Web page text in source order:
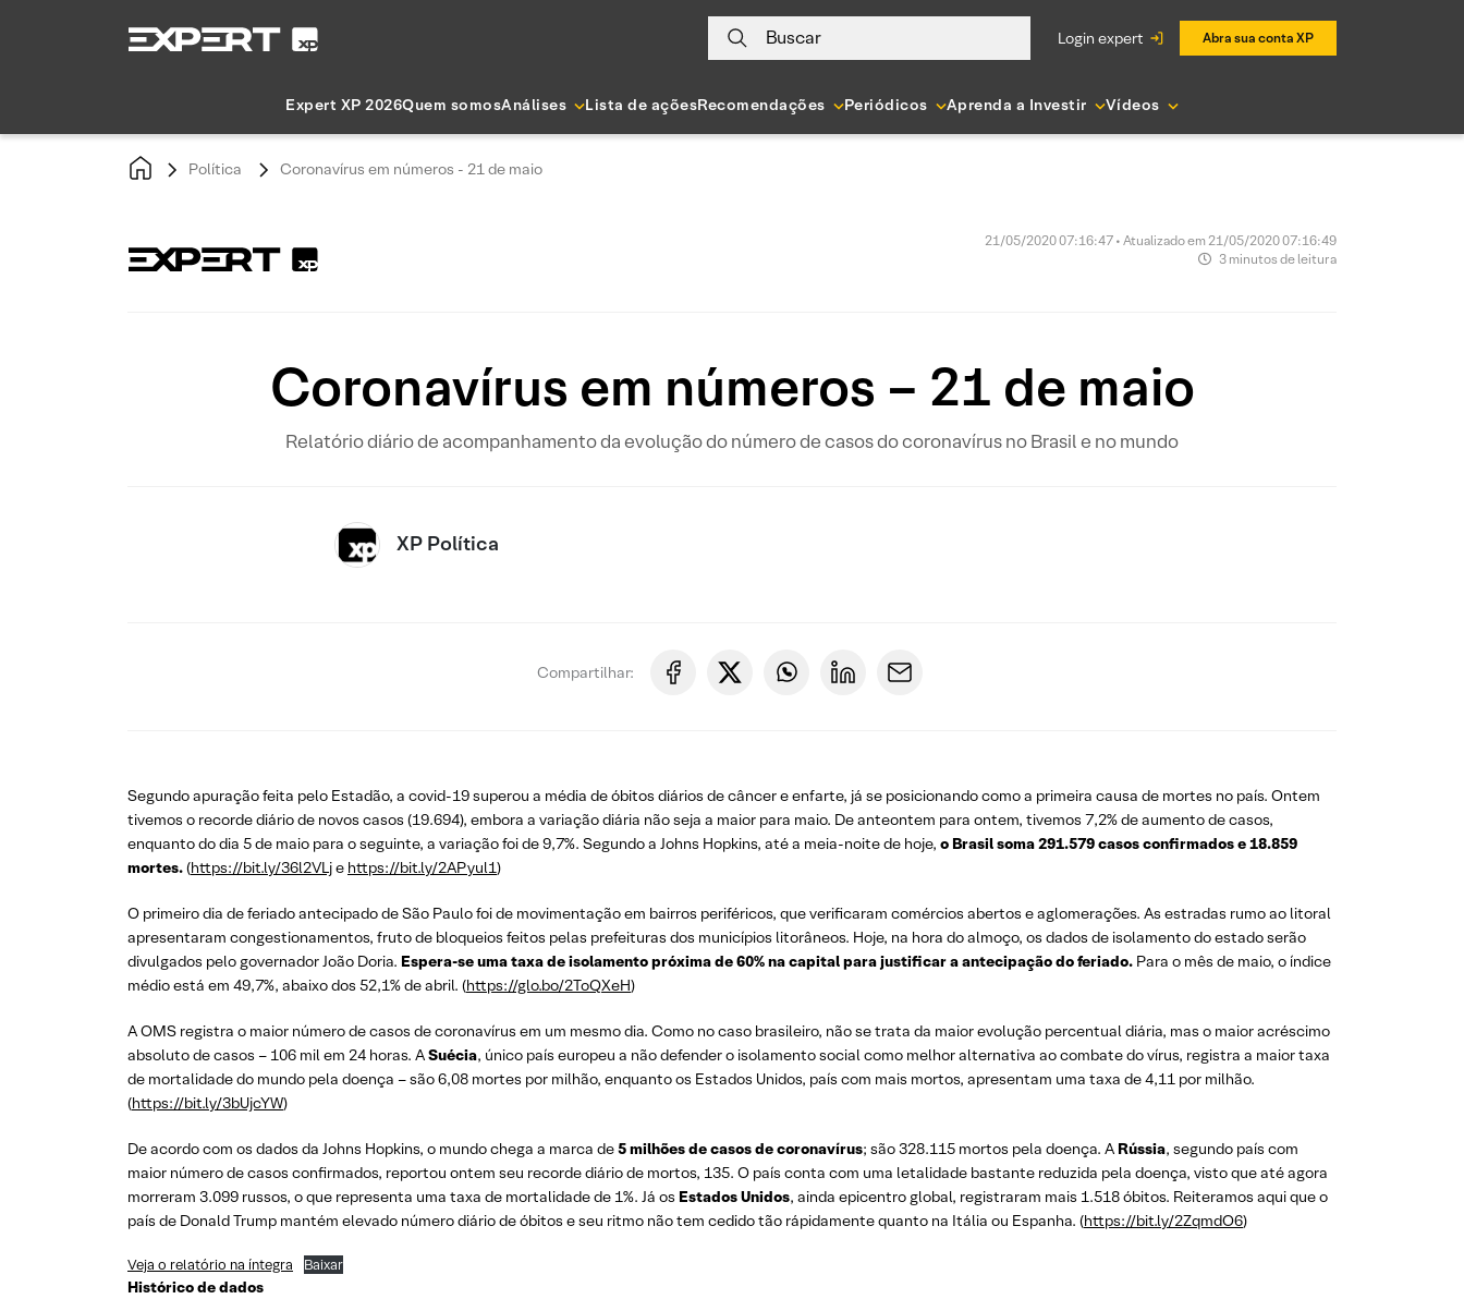
Buscar login expert Abra sua conta XP
Expert XP 2026Quem somosAnálises Lista de açõesRecomendações Periódicos Aprenda a Investir Vídeos
Política Coronavírus em números - 21 de maio
21/05/2020 07:16:47 • Atualizado em 21/05/2020 07:16:49
3 minutos de leitura
Coronavírus em números – 21 de maio
Relatório diário de acompanhamento da evolução do número de casos do coronavírus no Brasil e no mundo
XP Política
Compartilhar:
Segundo apuração feita pelo Estadão, a covid-19 superou a média de óbitos diários de câncer e enfarte, já se posicionando como a primeira causa de mortes no país. Ontem
tivemos o recorde diário de novos casos (19.694), embora a variação diária não seja a maior para maio. De anteontem para ontem, tivemos 7,2% de aumento de casos,
enquanto do dia 5 de maio para o seguinte, a variação foi de 9,7%. Segundo a Johns Hopkins, até a meia-noite de hoje, o Brasil soma 291.579 casos confirmados e 18.859
mortes.(https://bit.ly/36l2VLje https://bit.ly/2APyul1)
O primeiro dia de feriado antecipado de São Paulo foi de movimentação em bairros periféricos, que verificaram comércios abertos e aglomerações. As estradas rumo ao litoral
apresentaram congestionamentos, fruto de bloqueios feitos pelas prefeituras dos municípios litorâneos. Hoje, na hora do almoço, os dados de isolamento do estado serão
divulgados pelo governador João Doria. Espera-se uma taxa de isolamento próxima de 60% na capital para justificar a antecipação do feriado. Para o mês de maio, o índice
médio está em 49,7%, abaixo dos 52,1% de abril. (https://glo.bo/2ToQXeH)
A OMS registra o maior número de casos de coronavírus em um mesmo dia. Como no caso brasileiro, não se trata da maior evolução percentual diária, mas o maior acréscimo
absoluto de casos – 106 mil em 24 horas. ASuécia, único país europeu a não defender o isolamento social como melhor alternativa ao combate do vírus, registra a maior taxa
de mortalidade do mundo pela doença – são 6,08 mortes por milhão, enquanto os Estados Unidos, país com mais mortos, apresentam uma taxa de 4,11 por milhão.
(https://bit.ly/3bUjcYW)
De acordo com os dados da Johns Hopkins, o mundo chega a marca de5 milhões de casos de coronavírus; são 328.115 mortos pela doença. A Rússia, segundo país com
maior número de casos confirmados, reportou ontem seu recorde diário de mortos, 135. O país conta com uma letalidade bastante reduzida pela doença, visto que até agora
morreram 3.099 russos, o que representa uma taxa de mortalidade de 1%. Já os Estados Unidos, ainda epicentro global, registraram mais 1.518 óbitos. Reiteramos aqui que o
país de Donald Trump mantém elevado número diário de óbitos e seu ritmo não tem cedido tão rápidamente quanto na Itália ou Espanha. (https://bit.ly/2ZqmdO6)
Veja o relatório na íntegra Baixar
Histórico de dados